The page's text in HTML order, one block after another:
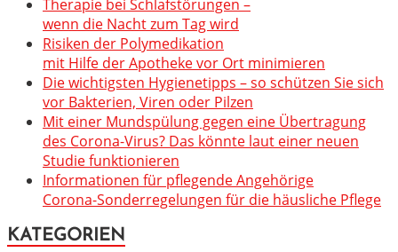
Therapie bei Schlafstörungen –
wenn die Nacht zum Tag wird
Risiken der Polymedikation
mit Hilfe der Apotheke vor Ort minimieren
Die wichtigsten Hygienetipps – so schützen Sie sich
vor Bakterien, Viren oder Pilzen
Mit einer Mundspülung gegen eine Übertragung
des Corona-Virus? Das könnte laut einer neuen
Studie funktionieren
Informationen für pflegende Angehörige
Corona-Sonderregelungen für die häusliche Pflege
KATEGORIEN